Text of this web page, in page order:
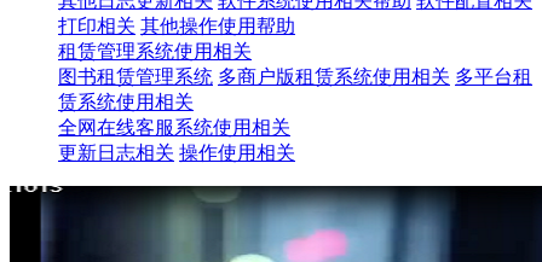
打印相关 其他操作使用帮助
租赁管理系统使用相关
图书租赁管理系统 多商户版租赁系统使用相关 多平台租
赁系统使用相关
全网在线客服系统使用相关
更新日志相关 操作使用相关